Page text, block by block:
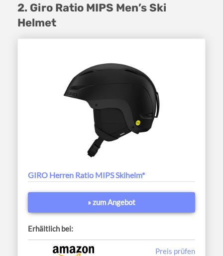
2. Giro Ratio MIPS Men’s Ski
Helmet
GIRO Herren Ratio MIPS Skihelm*
» zum Angebot
Erhältlich bei:
Preis prüfen